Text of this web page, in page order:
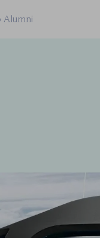
Alumni